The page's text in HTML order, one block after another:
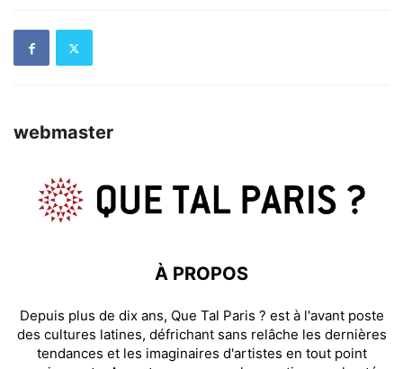
webmaster
À PROPOS
Depuis plus de dix ans, Que Tal Paris ? est à l'avant poste
des cultures latines, défrichant sans relâche les dernières
tendances et les imaginaires d'artistes en tout point